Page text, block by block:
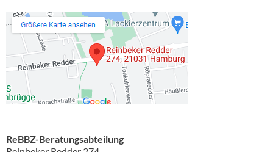
ReBBZ-Beratungsabteilung